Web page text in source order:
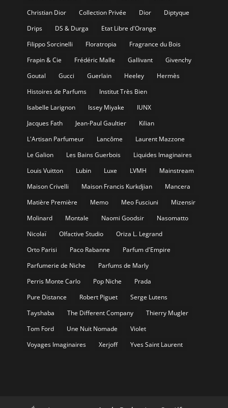
Christian Dior
Collection Privée Dior
Diptyque
Drips
DS & Durga
Etat Libre d'Orange
Filippo Sorcinelli
Floratropia
Fragrance du Bois
Frapin & Cie
Frédéric Malle Gallivant
Givenchy
Goutal
Gucci Guerlain Heeley
Hermès
Histoires de Parfums
Institut Très Bien
Isabelle Larignon
Issey Miyake
IUNX
Jacques Fath
Jean-Paul Gaultier
Kilian
L'Artisan Parfumeur
Lancôme
Laurent Mazzone
Le Galion
Les Bains Guerbois
Liquides Imaginaires
Louis Vuitton
Lubin Luxe LVMH
Mainstream
Maison Crivelli
Maison Francis Kurkdjian
Mancera
Matière Première
Memo Meo Fusciuni
Mizensir
Molinard
Montale Naomi Goodsir
Nasomatto
Nicolaï
Olfactive Studio
Oriza L. Legrand
Orto Parisi
Paco Rabanne
Parfum d'Empire
Parfumerie de Niche
Parfums de Marly
Perris Monte Carlo
Pop Niche
Prada
Pure Distance
Robert Piguet
Serge Lutens
Tayshaba
The Different Company
Thierry Mugler
Tom Ford
Une Nuit Nomade
Violet
Voyages Imaginaires
Xerjoff Yves Saint Laurent